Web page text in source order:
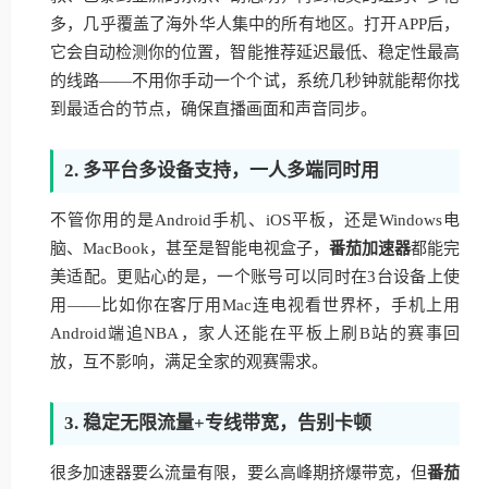
多，几乎覆盖了海外华人集中的所有地区。打开APP后，
它会自动检测你的位置，智能推荐延迟最低、稳定性最高
的线路——不用你手动一个个试，系统几秒钟就能帮你找
到最适合的节点，确保直播画面和声音同步。
2. 多平台多设备支持，一人多端同时用
不管你用的是Android手机、iOS平板，还是Windows电
脑、MacBook，甚至是智能电视盒子， 番茄加速器都能完
美适配。更贴心的是，一个账号可以同时在3台设备上使
用——比如你在客厅用Mac连电视看世界杯，手机上用
Android端追NBA，家人还能在平板上刷B站的赛事回
放，互不影响，满足全家的观赛需求。
3. 稳定无限流量+专线带宽，告别卡顿
很多加速器要么流量有限，要么高峰期挤爆带宽，但番茄